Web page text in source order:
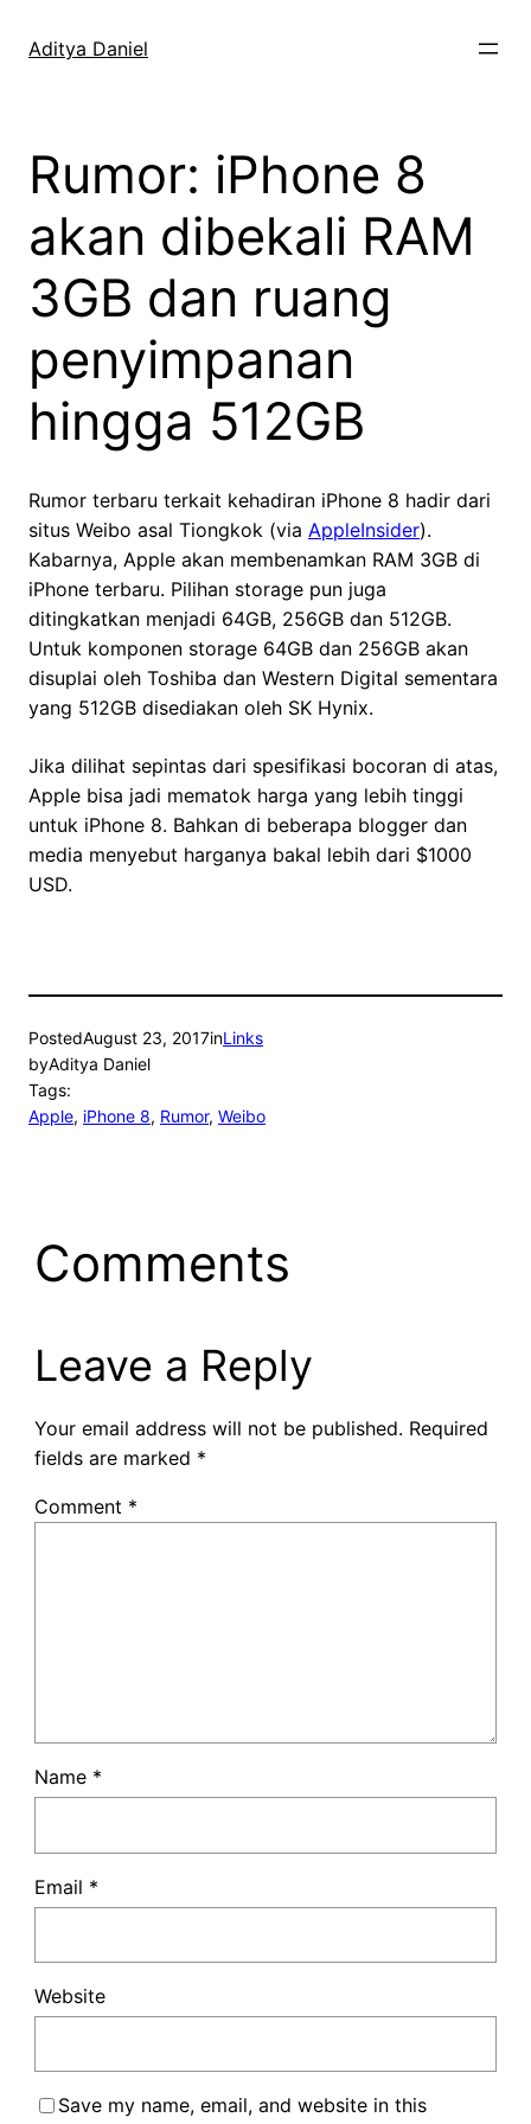
Aditya Daniel
Rumor: iPhone 8
akan dibekali RAM
3GB dan ruang
penyimpanan
hingga 512GB
Rumor terbaru terkait kehadiran iPhone 8 hadir dari
situs Weibo asal Tiongkok (via AppleInsider).
Kabarnya, Apple akan membenamkan RAM 3GB di
iPhone terbaru. Pilihan storage pun juga
ditingkatkan menjadi 64GB, 256GB dan 512GB.
Untuk komponen storage 64GB dan 256GB akan
disuplai oleh Toshiba dan Western Digital sementara
yang 512GB disediakan oleh SK Hynix.
Jika dilihat sepintas dari spesifikasi bocoran di atas,
Apple bisa jadi mematok harga yang lebih tinggi
untuk iPhone 8. Bahkan di beberapa blogger dan
media menyebut harganya bakal lebih dari $1000
USD.
PostedAugust 23, 2017inLinks
byAditya Daniel
Tags:
Apple, iPhone 8, Rumor, Weibo
Comments
Leave a Reply
Your email address will not be published. Required
fields are marked *
Comment *
Name *
Email *
Website
Save my name, email, and website in this